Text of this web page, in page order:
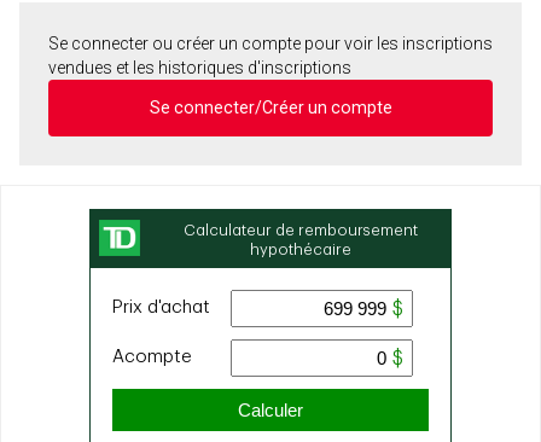
Se connecter ou créer un compte pour voir les inscriptions
vendues et les historiques d'inscriptions
Se connecter/Créer un compte